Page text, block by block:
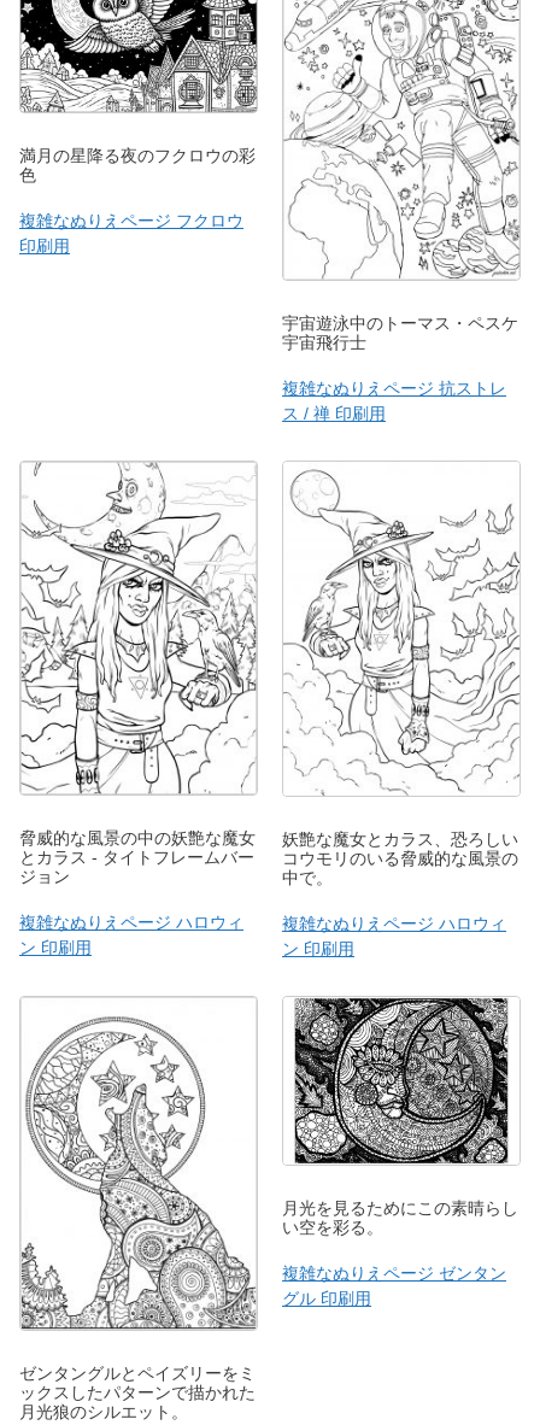
満月の星降る夜のフクロウの彩
色
複雑なぬりえページ フクロウ
印刷用
宇宙遊泳中のトーマス・ペスケ
宇宙飛行士
複雑なぬりえページ 抗ストレ
ス / 禅 印刷用
脅威的な風景の中の妖艶な魔女
とカラス - タイトフレームバー
ジョン
複雑なぬりえページ ハロウィ
ン 印刷用
妖艶な魔女とカラス、恐ろしい
コウモリのいる脅威的な風景の
中で。
複雑なぬりえページ ハロウィ
ン 印刷用
ゼンタングルとペイズリーをミ
ックスしたパターンで描かれた
月光狼のシルエット。
月光を見るためにこの素晴らし
い空を彩る。
複雑なぬりえページ ゼンタン
グル 印刷用